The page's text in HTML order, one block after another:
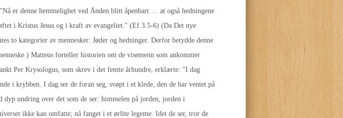
er denne hemmelighet ved Ånden blitt åpenbart … at også hedningene
i Kristus Jesus og i kraft av evangeliet." (Ef 3.5-6) (Da Det nye
to kategorier av mennesker: Jøder og hedninger. Derfor betydde denne
Matteus forteller historien om de visemenn som ankommer
Per Krysologus, som skrev i det femte århundre, erklærte: "I dag
i krybben. I dag ser de foran seg, svøpt i et klede, den de har ventet på
dyp undring over det som de ser: himmelen på jorden, jorden i
ikke kan omfatte; nå fanget i et ørlite legeme. Idet de ser, tror de